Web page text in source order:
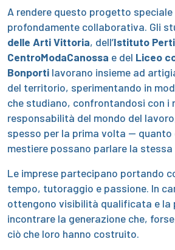
A rendere questo progetto
profondamente collaborativa. Gli
delle Arti Vittoria, dell’Istituto
CentroModaCanossa e del Liceo
Bonporti lavorano insieme ad
del territorio, sperimentando in
che studiano, confrontandosi con i
responsabilità del mondo del
spesso per la prima volta —
mestiere possano parlare la stessa
Le imprese partecipano portando
tempo, tutoraggio e passione. In
ottengono visibilità qualificata e la
incontrare la generazione che,
ciò che loro hanno costruito.